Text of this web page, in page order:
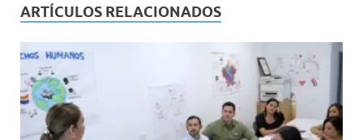
ARTÍCULOS RELACIONADOS